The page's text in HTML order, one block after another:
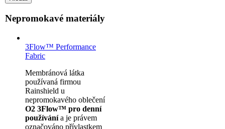
Nepromokavé materiály
3Flow™ Performance
Fabric
Membránová látka
používaná firmou
Rainshield u
nepromokavého oblečení
O2 3Flow™ pro denní
používánía je právem
označováno přívlastkem